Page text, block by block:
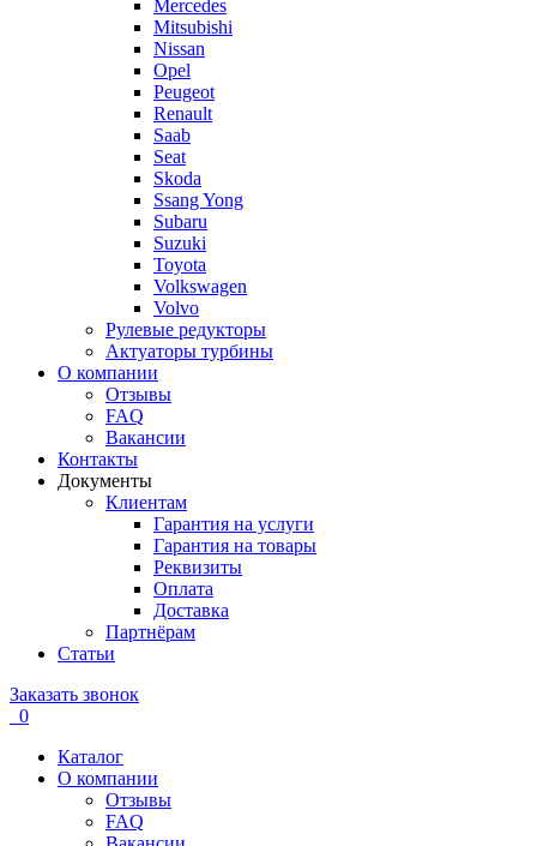
Mercedes
Mitsubishi
Nissan
Opel
Peugeot
Renault
Saab
Seat
Skoda
Ssang Yong
Subaru
Suzuki
Toyota
Volkswagen
Volvo
Рулевые редукторы
Актуаторы турбины
О компании
Отзывы
FAQ
Вакансии
Контакты
Документы
Клиентам
Гарантия на услуги
Гарантия на товары
Реквизиты
Оплата
Доставка
Партнёрам
Статьи
Заказать звонок
0
Каталог
О компании
Отзывы
FAQ